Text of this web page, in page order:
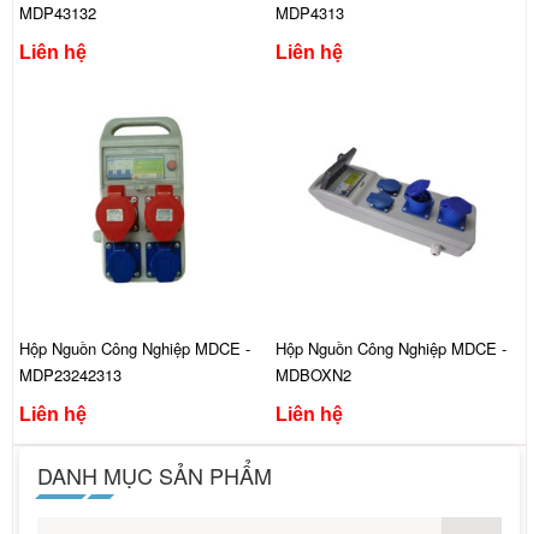
MDP43132
Liên hệ
MDP4313
Liên hệ
Hộp Nguồn Công Nghiệp MDCE -
MDP23242313
Liên hệ
Hộp Nguồn Công Nghiệp MDCE -
MDBOXN2
Liên hệ
DANH MỤC SẢN PHẨM